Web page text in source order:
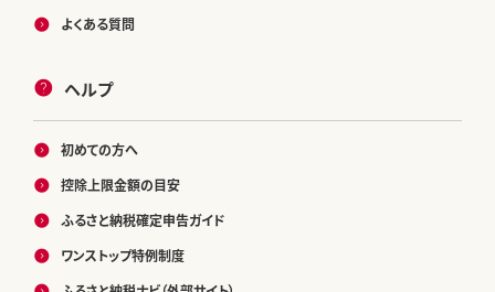
よくある質問
ヘルプ
初めての方へ
控除上限金額の目安
ふるさと納税確定申告ガイド
ワンストップ特例制度